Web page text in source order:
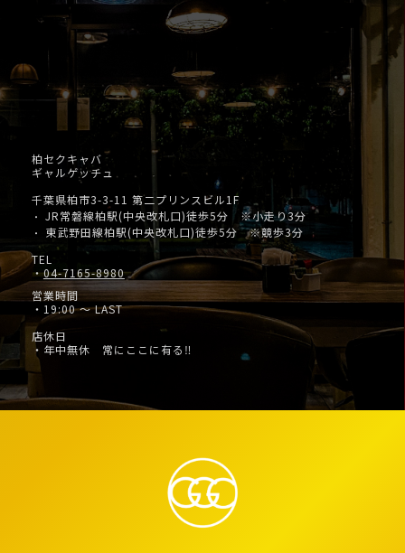
柏セクキャバ
ギャルゲッチュ
千葉県柏市3-3-11 第二プリンスビル1F
・ JR常磐線柏駅(中央改札口)徒歩5分 ※小走り3分
・
東武野田線柏駅(中央改札口)徒歩5分 ※競歩3分
TEL
・04-7165-8980
営業時間
・19:00 ～ LAST
店休日
・年中無休 常にここに有る‼